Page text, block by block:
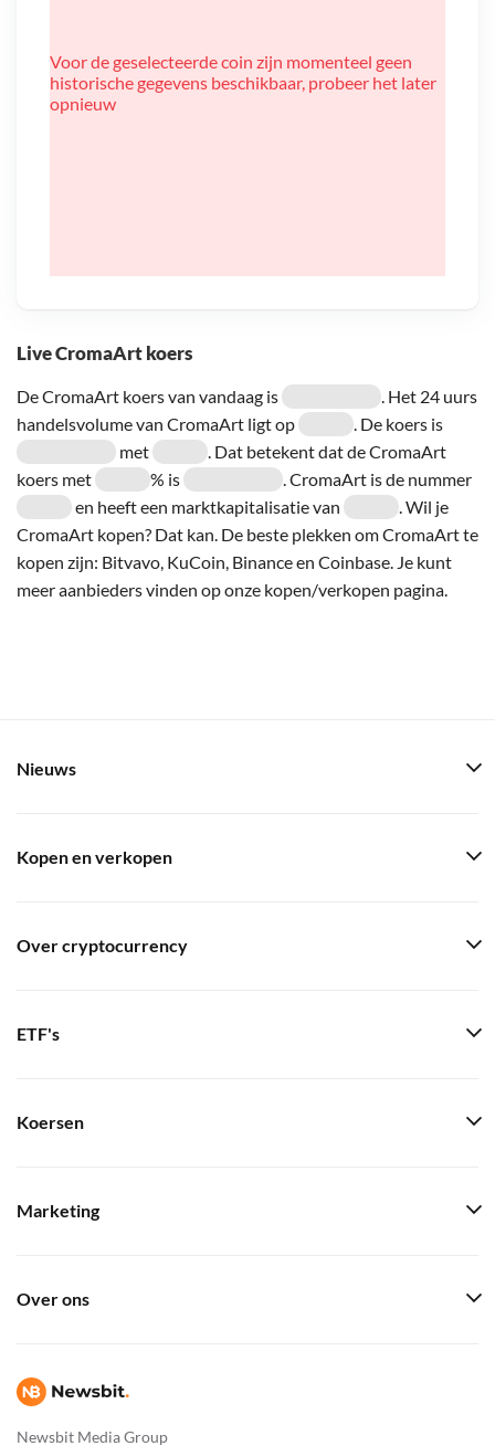
Live CromaArt koers
De CromaArt koers van vandaag is
. Het 24 uurs
handelsvolume van CromaArt ligt op
. De koers is
met
. Dat betekent dat de CromaArt
koers met
% is
. CromaArt is de nummer
en heeft een marktkapitalisatie van
. Wil je
CromaArt kopen? Dat kan. De beste plekken om CromaArt te
kopen zijn: Bitvavo, KuCoin, Binance en Coinbase. Je kunt
meer aanbieders vinden op onze kopen/verkopen pagina.
Voor de geselecteerde coin zijn momenteel geen
historische gegevens beschikbaar, probeer het later
opnieuw
Newsbit Media Group
Nieuws
Kopen en verkopen
Over cryptocurrency
ETF's
Koersen
Marketing
Over ons